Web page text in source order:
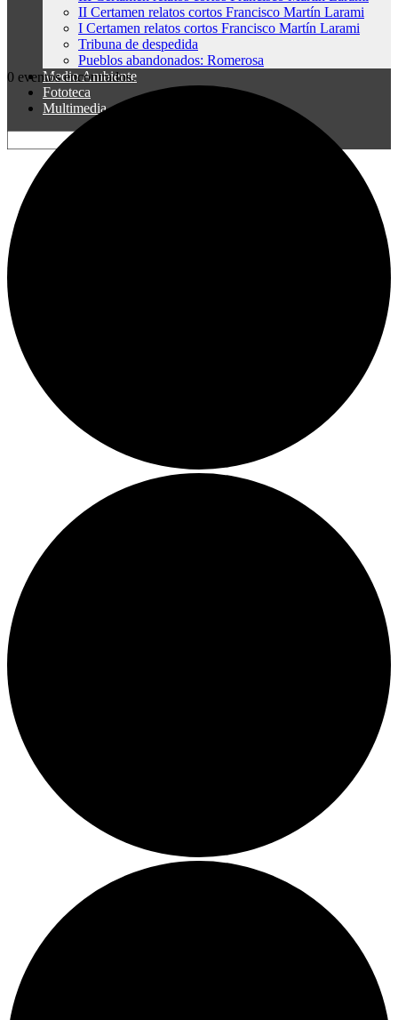
II Certamen relatos cortos Francisco Martín Larami
I Certamen relatos cortos Francisco Martín Larami
Tribuna de despedida
Pueblos abandonados: Romerosa
Medio Ambiente
Fototeca
Multimedia
0 eventos encontrados.